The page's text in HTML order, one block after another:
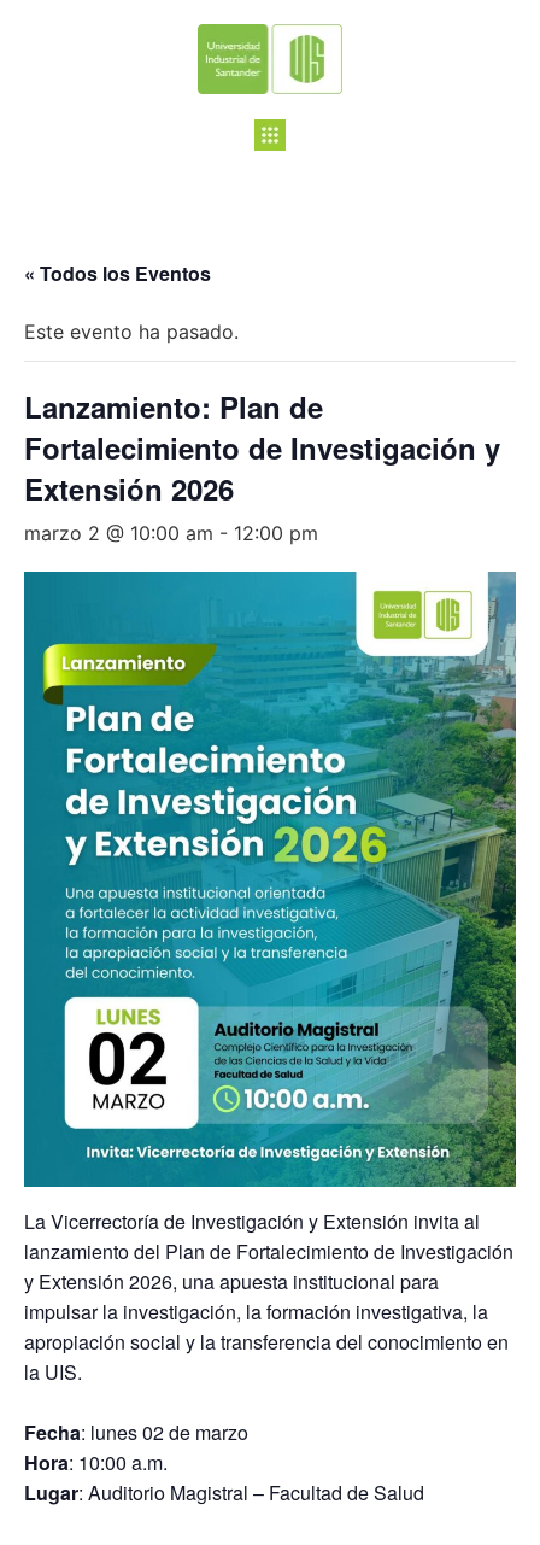
« Todos los Eventos
Este evento ha pasado.
Lanzamiento: Plan de
Fortalecimiento de Investigación y
Extensión 2026
marzo 2 @ 10:00 am - 12:00 pm
La Vicerrectoría de Investigación y Extensión invita al
lanzamiento del Plan de Fortalecimiento de Investigación
y Extensión 2026, una apuesta institucional para
impulsar la investigación, la formación investigativa, la
apropiación social y la transferencia del conocimiento en
la UIS.
Fecha: lunes 02 de marzo
Hora: 10:00 a.m.
Lugar: Auditorio Magistral – Facultad de Salud